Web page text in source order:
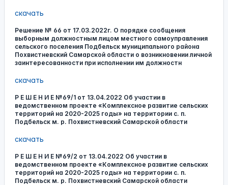
скачать
Решение № 66 от 17.03.2022г. О порядке сообщения
выборным должностным лицом местного самоуправления
сельского поселения Подбельск муниципального района
Похвистневский Самарской области о возникновении личной
заинтересованности при исполнении им должностн
скачать
Р Е Ш Е Н И Е №69/1 от 13.04.2022 Об участии в
ведомственном проекте «Комплексное развитие сельских
территорий на 2020-2025 годы» на территории с. п.
Подбельск м. р. Похвистневский Самарской области
скачать
Р Е Ш Е Н И Е №69/2 от 13.04.2022 Об участии в
ведомственном проекте «Комплексное развитие сельских
территорий на 2020-2025 годы» на территории с. п.
Подбельск м. р. Похвистневский Самарской области